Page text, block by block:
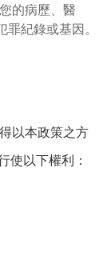
的病歷、醫
紀錄或基因。
以本政策之方
使以下權利：